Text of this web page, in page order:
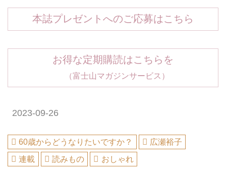
本誌プレゼントへのご応募はこちら
お得な定期購読はこちらを
（富士山マガジンサービス）
2023-09-26
60歳からどうなりたいですか？
広瀬裕子
連載
読みもの おしゃれ